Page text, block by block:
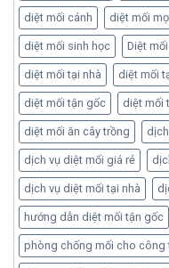
diệt mối cánh diệt mối
diệt mối sinh học Diệt
diệt mối tại nhà diệt mối
diệt mối tận gốc diệt mối
diệt mối ăn cây trồng
dịch vụ diệt mối giá rẻ
dịch vụ diệt mối tại nhà
hướng dẫn diệt mối tận gốc
phòng chống mối cho công